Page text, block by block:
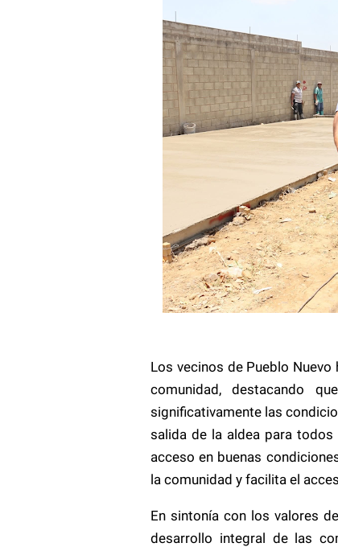
Los vecinos de Pueblo
comunidad, destacando
significativamente las
salida de la aldea para
acceso en buenas
la comunidad y facilita el
En sintonía con los valores
desarrollo integral de las